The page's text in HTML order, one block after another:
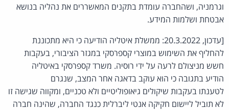
וגרמניה, ושהחברה עומדת בתקנים המאשררים את נהליה בנושא
אבטחת ושלמות המידע.
[עדכון, 20.3.2022: ממשלת איטליה הודיעה כי היא מתכוננת
להחליף את השימוש במוצרי קספרסקי במגזר הציבורי, בעקבות
חשש מניצולם לרעה על ידי רוסיה. משרד קספרסקי באיטליה
הודיע בתגובה כי הוא עוקב בדאגה אחר המצב, שנגרם
לטענתו בעקבות שיקולים גיאופוליטיים ולא טכניים, ומקווה שגישה זו
לא תוביל ליישום חקיקה אנטי ליברלית כנגד החברה, שהינה חברה